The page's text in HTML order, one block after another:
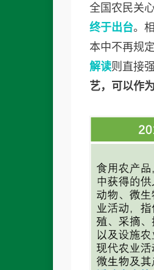
全国农民关
终于出台。
本中不再规
解读则直接强
艺，可以作